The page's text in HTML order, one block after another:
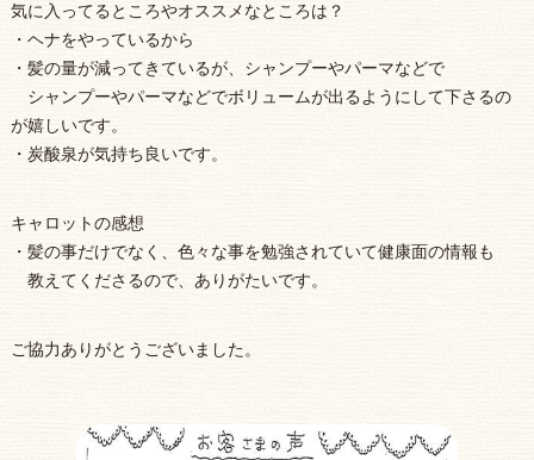
気に入ってるところやオススメなところは？
・ヘナをやっているから
・髪の量が減ってきているが、シャンプーやパーマなどで
シャンプーやパーマなどでボリュームが出るようにして下さるの
が嬉しいです。
・炭酸泉が気持ち良いです。
キャロットの感想
・髪の事だけでなく、色々な事を勉強されていて健康面の情報も
教えてくださるので、ありがたいです。
ご協力ありがとうございました。